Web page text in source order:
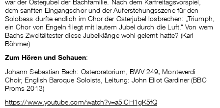
dem sanften Eingangschor und der Auferstehungsszene für den
Solobass durfte endlich im Chor der Osterjubel losbrechen: „Triumph,
ein Chor von Engeln fliegt mit lautem Jubel durch die Luft.“ Von wem
Bachs Zweitältester diese Jubelklänge wohl gelernt hatte? (Karl
Böhmer)
Zum Hören und Schauen:
Johann Sebastian Bach: Osteroratorium, BWV 249; Monteverdi
Choir, English Baroque Soloists, Leitung: John Eliot Gardiner (BBC
Proms 2013)
https://www.youtube.com/watch?v=a5ICH1gK5fQ